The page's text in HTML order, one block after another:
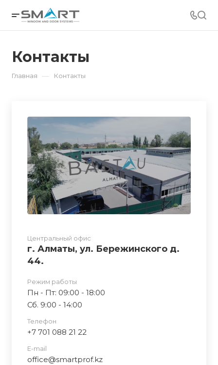
Контакты
Главная — Контакты
Центральный офис
г. Алматы, ул. Бережинского д.
44.
Режим работы
Пн - Пт: 09:00 - 18:00
Сб. 9:00 - 14:00
Телефон
+7 701 088 21 22
E-mail
office@smartprof.kz